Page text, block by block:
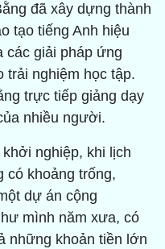
đã xây dựng thành
tạo tiếng Anh hiệu
các giải pháp ứng
trải nghiệm học tập.
trực tiếp giảng dạy
nhiều người.
nghiệp, khi lịch
có khoảng trống,
dự án cộng
mình năm xưa, có
những khoản tiền lớn